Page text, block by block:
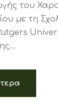
του
με τη